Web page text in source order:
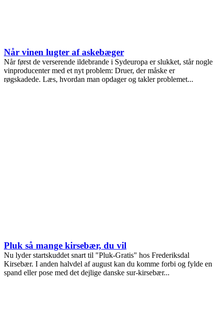
Når vinen lugter af askebæger
Når først de verserende ildebrande i Sydeuropa er slukket, står nogle
vinproducenter med et nyt problem: Druer, der måske er
røgskadede. Læs, hvordan man opdager og takler problemet...
Pluk så mange kirsebær, du vil
Nu lyder startskuddet snart til "Pluk-Gratis" hos Frederiksdal
Kirsebær. I anden halvdel af august kan du komme forbi og fylde en
spand eller pose med det dejlige danske sur-kirsebær...